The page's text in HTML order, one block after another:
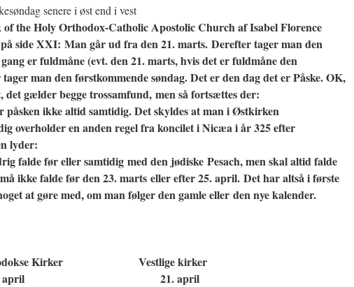
senere i øst end i vest
of the Holy Orthodox-Catholic Apostolic Church af Isabel Florence
side XXI: Man går ud fra den 21. marts. Derefter tager man den
er fuldmåne (evt. den 21. marts, hvis det er fuldmåne den
man den førstkommende søndag. Det er den dag det er Påske. OK,
det gælder begge trossamfund, men så fortsættes der:
påsken ikke altid samtidig. Det skyldes at man i Østkirken
overholder en anden regel fra koncilet i Nicæa i år 325 efter
lyder:
falde før eller samtidig med den jødiske Pesach, men skal altid falde
ikke falde før den 23. marts eller efter 25. april. Det har altså i første
at gøre med, om man følger den gamle eller den nye kalender.
Kirker Vestlige kirker
21. april